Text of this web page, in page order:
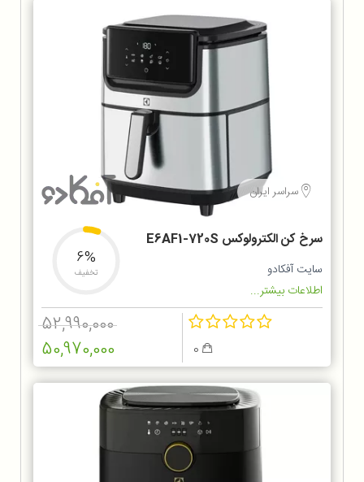
سراسر ایران
سرخ کن الکترولوکس E6AF1-720S
سایت آفکادو
اطلاعات بیشتر...
6%
تخفیف
52,990,000
50,970,000